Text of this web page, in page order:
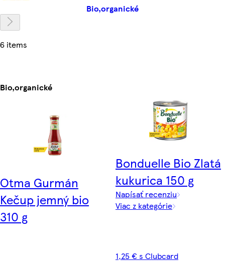
Bio,organické
6 items
Bio,organické
Otma Gurmán
Kečup jemný bio
310 g
Bonduelle Bio Zlatá
kukurica 150 g
Napísať recenziu
Viac z kategórie
1,25 € s Clubcard